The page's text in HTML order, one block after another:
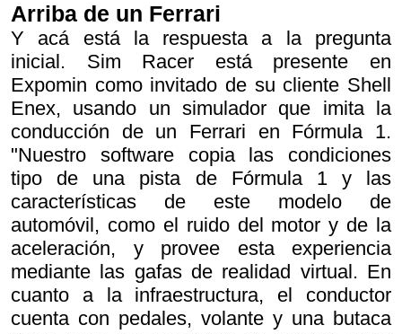
Arriba de un Ferrari
Y acá está la respuesta a la pregunta
inicial. Sim Racer está presente en
Expomin como invitado de su cliente Shell
Enex, usando un simulador que imita la
conducción de un Ferrari en Fórmula 1.
"Nuestro software copia las condiciones
tipo de una pista de Fórmula 1 y las
características de este modelo de
automóvil, como el ruido del motor y de la
aceleración, y provee esta experiencia
mediante las gafas de realidad virtual. En
cuanto a la infraestructura, el conductor
cuenta con pedales, volante y una butaca